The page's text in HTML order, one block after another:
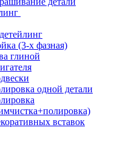
(3-х фазная)
глиной
одной детали
вставок